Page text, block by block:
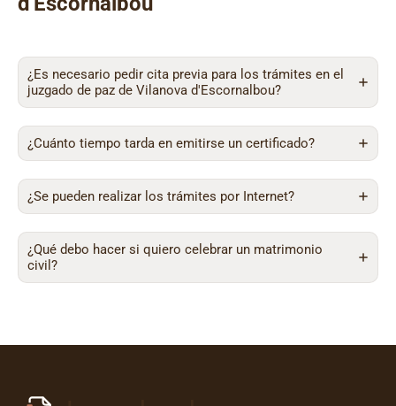
¿Es necesario pedir cita previa para los trámites en el
juzgado de paz de Vilanova d'Escornalbou?
¿Cuánto tiempo tarda en emitirse un certificado?
¿Se pueden realizar los trámites por Internet?
¿Qué debo hacer si quiero celebrar un matrimonio
civil?